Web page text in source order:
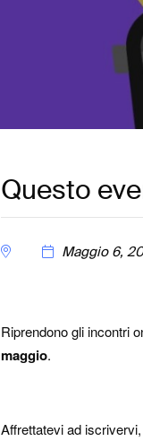
Questo
Maggio 6,
Riprendono gli incontri
maggio.
Affrettatevi ad